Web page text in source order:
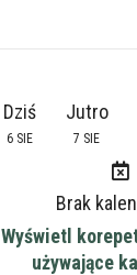
Dziś
6 SIE
Jutro
7 SIE
Brak
Wyświetl
używające